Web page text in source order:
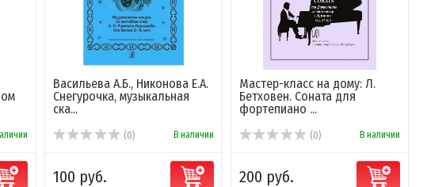
Васильева А.Б., Никонова Е.А.
Снегурочка, музыкальная
ска...
(0) В наличии
100 руб.
Мастер-класс на дому: Л.
Бетховен. Соната для
фортепиано ...
(0) В наличии
200 руб.